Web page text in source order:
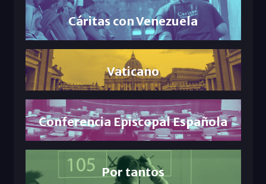
Cáritas con Venezuela
Vaticano
Conferencia Episcopal Española
Por tantos